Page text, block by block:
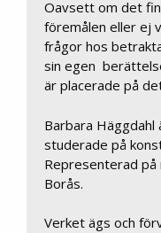
Oavsett om det
föremålen eller ej
frågor hos
sin egen
är placerade på
Barbara
studerade på
Representerad på
Borås.
Verket ägs och